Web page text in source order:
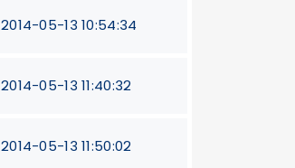
2014-05-13 10:54:34
2014-05-13 11:40:32
2014-05-13 11:50:02